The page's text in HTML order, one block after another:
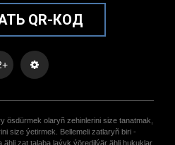
QR-КОД
ösdürmek olaryñ zehinlerini size tanatmak,
size ýetirmek. Bellemeli zatlaryñ biri -
zat talaba laýyk ýöredilýär ähli hukuklar